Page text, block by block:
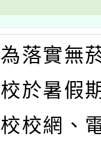
為落實無
校於暑假
校校網、